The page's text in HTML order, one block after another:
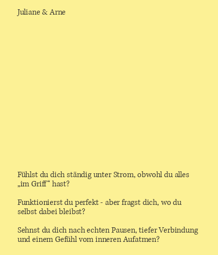
Juliane & Arne
Fühlst du dich ständig unter Strom, obwohl du alles
„im Griff“ hast?
Funktionierst du perfekt - aber fragst dich, wo du
selbst dabei bleibst?
Sehnst du dich nach echten Pausen, tiefer Verbindung
und einem Gefühl vom inneren Aufatmen?